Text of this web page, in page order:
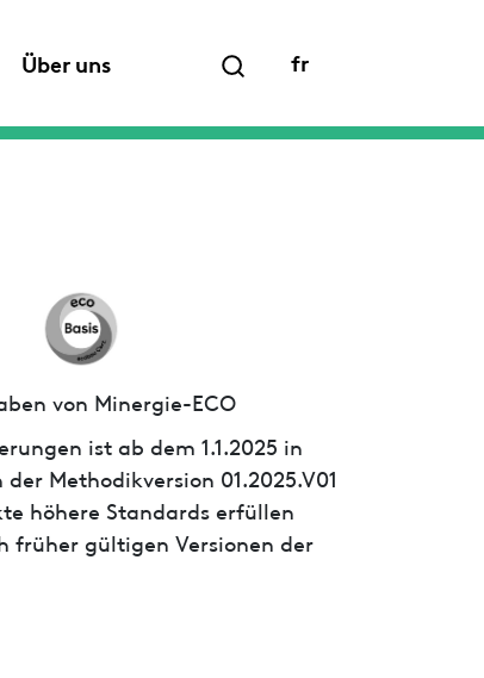
Über uns fr
von Minergie-ECO
ist ab dem 1.1.2025 in
Methodikversion 01.2025.V01
höhere Standards erfüllen
früher gültigen Versionen der